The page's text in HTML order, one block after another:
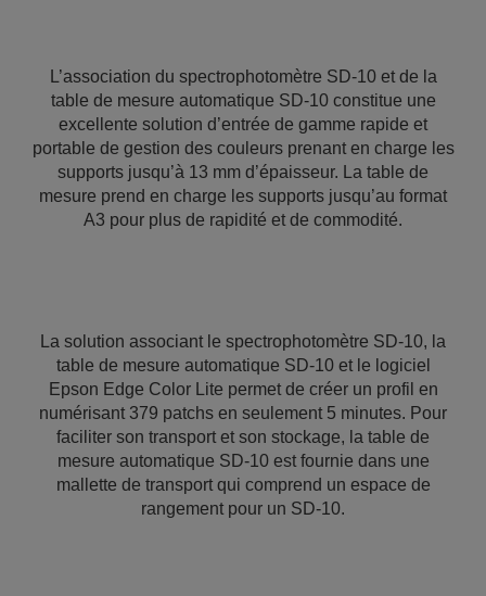
L’association du spectrophotomètre SD-10 et de la
table de mesure automatique SD-10 constitue une
excellente solution d’entrée de gamme rapide et
portable de gestion des couleurs prenant en charge les
supports jusqu’à 13 mm d’épaisseur. La table de
mesure prend en charge les supports jusqu’au format
A3 pour plus de rapidité et de commodité.
La solution associant le spectrophotomètre SD-10, la
table de mesure automatique SD-10 et le logiciel
Epson Edge Color Lite permet de créer un profil en
numérisant 379 patchs en seulement 5 minutes. Pour
faciliter son transport et son stockage, la table de
mesure automatique SD-10 est fournie dans une
mallette de transport qui comprend un espace de
rangement pour un SD-10.